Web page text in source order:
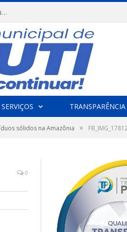
FESTRIBAL 2026 – No Coração da Amazônia. Apresentação da Munduruku.
SERVIÇOS TRANSPARÊNCIA
sólidos na Amazônia »
0